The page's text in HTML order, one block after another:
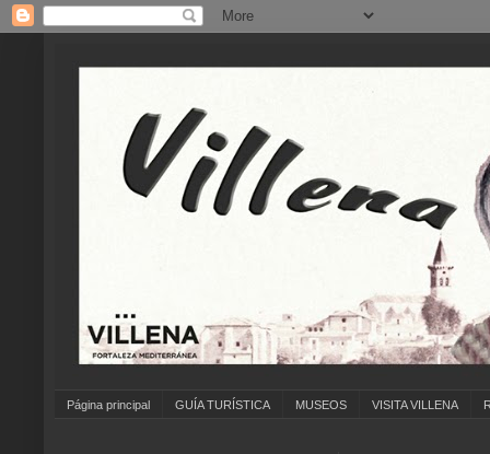
Página principal GUÍA TURÍSTICA MUSEOS VISITA VILLENA